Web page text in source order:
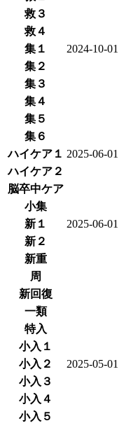
救３
救４
集１
2024-10-01
集２
集３
集４
集５
集６
ハイケア１ 2025-06-01
ハイケア２
脳卒中ケア
小集
新１
2025-06-01
新２
新重
周
新回復
一類
特入
小入１
小入２
2025-05-01
小入３
小入４
小入５